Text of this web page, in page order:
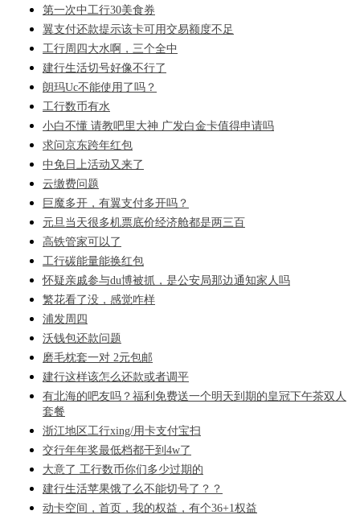
第一次中工行30美食券
翼支付还款提示该卡可用交易额度不足
工行周四大水啊，三个全中
建行生活切号好像不行了
朗玛Uc不能使用了吗？
工行数币有水
小白不懂 请教吧里大神 广发白金卡值得申请吗
求问京东跨年红包
中免日上活动又来了
云缴费问题
巨魔多开，有翼支付多开吗？
元旦当天很多机票底价经济舱都是两三百
高铁管家可以了
工行碳能量能换红包
怀疑亲戚参与du博被抓，是公安局那边通知家人吗
繁花看了没，感觉咋样
浦发周四
沃钱包还款问题
磨毛枕套一对 2元包邮
建行这样该怎么还款或者调平
有北海的吧友吗？福利免费送一个明天到期的皇冠下午茶双人
套餐
浙江地区工行xing/用卡支付宝扫
交行年年奖最低档都干到4w了
大意了 工行数币你们多少过期的
建行生活苹果饿了么不能切号了？？
动卡空间，首页，我的权益，有个36+1权益